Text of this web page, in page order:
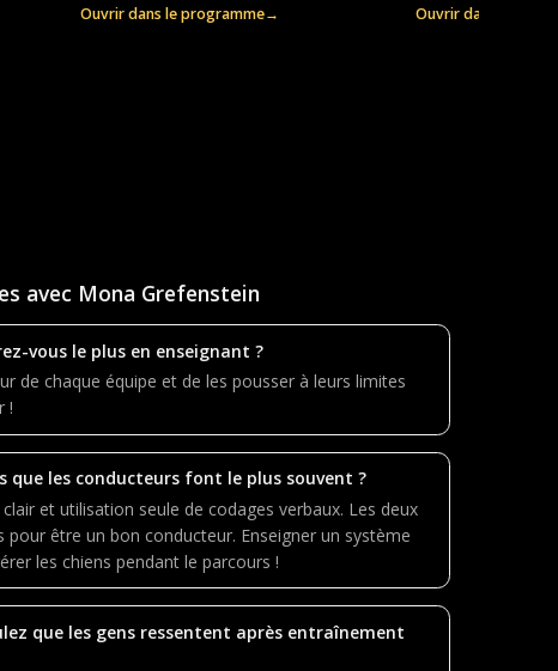
Ouvrir dans le programme→ Ouvrir dans le
avec Mona Grefenstein
vous le plus en enseignant ?
de chaque équipe et de les pousser à leurs limites
!
que les conducteurs font le plus souvent ?
et utilisation seule de codages verbaux. Les deux
être un bon conducteur. Enseigner un système
les chiens pendant le parcours !
que les gens ressentent après entraînement